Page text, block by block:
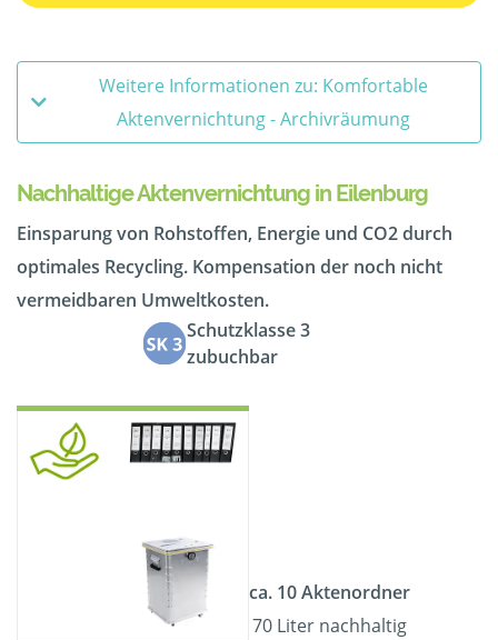
Weitere Informationen zu: Komfortable
Aktenvernichtung - Archivräumung
Nachhaltige Aktenvernichtung in Eilenburg
Einsparung von Rohstoffen, Energie und CO2 durch
optimales Recycling. Kompensation der noch nicht
vermeidbaren Umweltkosten.
Schutzklasse 3
zubuchbar
ca. 10 Aktenordner
70 Liter nachhaltig